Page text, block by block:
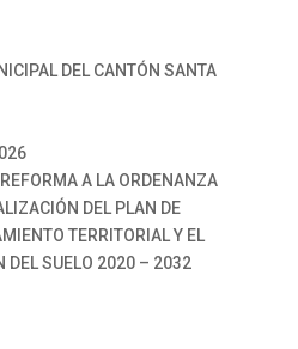
DEL CANTÓN SANTA
A LA ORDENANZA
DEL PLAN DE
TERRITORIAL Y EL
DEL SUELO 2020 – 2032